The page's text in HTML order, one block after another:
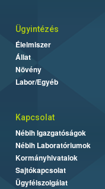
Ügyintézés
Élelmiszer
Állat
Növény
Labor/Egyéb
Kapcsolat
Nébih Igazgatóságok
Nébih Laboratóriumok
Kormányhivatalok
Sajtókapcsolat
Ügyfélszolgálat